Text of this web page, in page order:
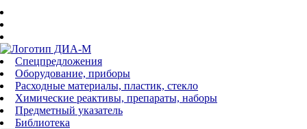
Спецпредложения
Оборудование, приборы
Расходные материалы, пластик, стекло
Химические реактивы, препараты, наборы
Предметный указатель
Библиотека